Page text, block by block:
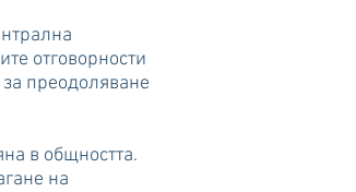
отговорности
преодоляване
в общността.
на